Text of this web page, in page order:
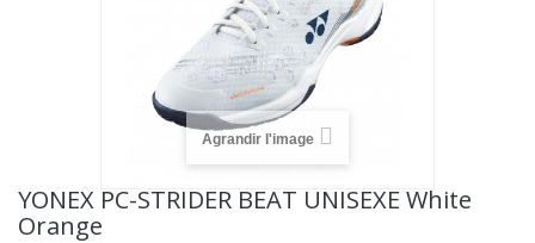
Agrandir l'image
YONEX PC-STRIDER BEAT UNISEXE White
Orange